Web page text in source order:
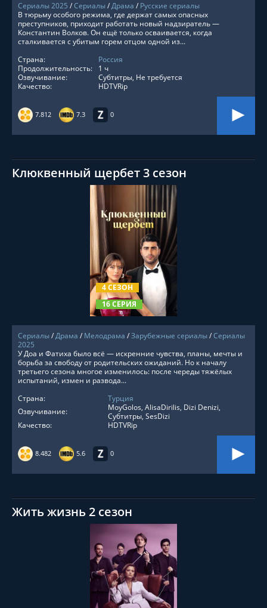
Сериалы 2025 /Сериалы/Драма / Русские сериалы
7.812 7.3 0
В тюрьму особого режима, где держат самых опасных
преступников, приходит работать новый надзиратель —
Константин Волков. Он ещё только осваивается, когда
сталкивается с убитым горем отцом одной из...
Страна:
Россия
Продолжительность:
1 ч
Озвучивание:
Субтитры, Не требуется
Качество:
HDTVRip
Клюквенный щербет 3 сезон
4 СЕЗОН
16 СЕРИЯ
СМОТРЕТЬ ОНЛАЙН
Сериалы/Драма / Мелодрама /Зарубежные сериалы/Сериалы
2025
8.482 5.6 0
У Доа и Фатиха было всё — искренние чувства, планы, мечты и
борьба за свободу от родительских ожиданий. Но к началу
третьего сезона многое изменилось: после череды тяжёлых
испытаний, измен и развода...
Страна:
Турция
Озвучивание:
MoyGolos, AlisaDirilis, Dizi Denizi,
Субтитры, SesDizi
Качество:
HDTVRip
Жить жизнь 2 сезон
СМОТРЕТЬ ОНЛАЙН